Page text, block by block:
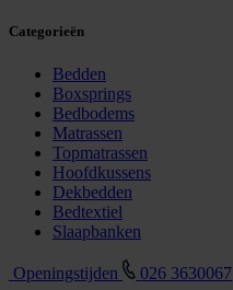
Categorieën
Bedden
Boxsprings
Bedbodems
Matrassen
Topmatrassen
Hoofdkussens
Dekbedden
Bedtextiel
Slaapbanken
Openingstijden 026 3630067